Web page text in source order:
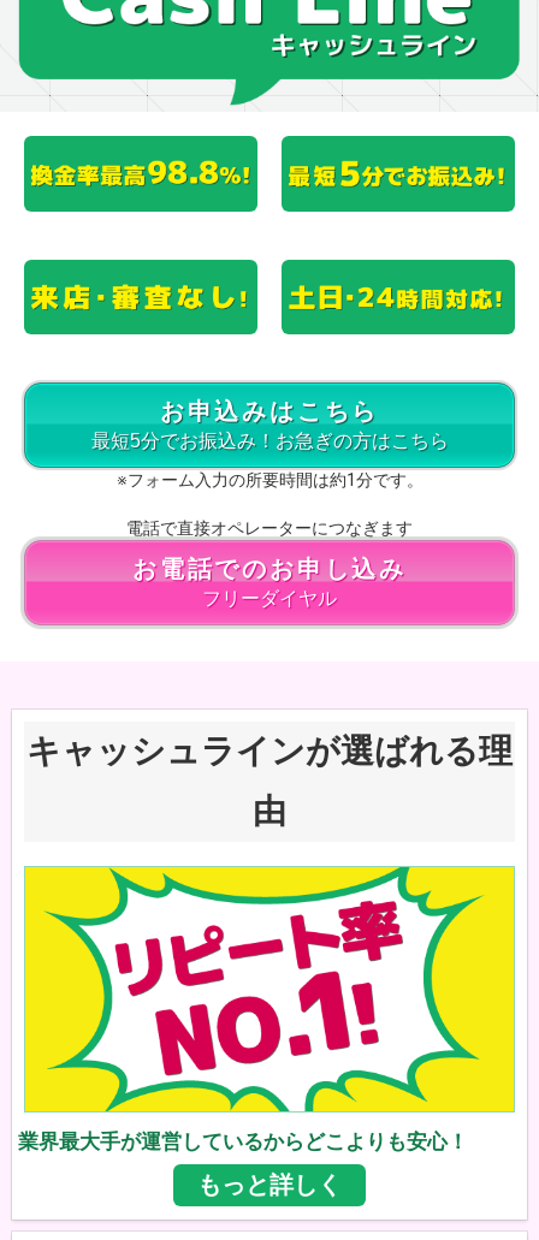
お申込みはこちら
最短5分でお振込み！お急ぎの方はこちら
※フォーム入力の所要時間は約1分です。
電話で直接オペレーターにつなぎます
お電話でのお申し込み
フリーダイヤル
キャッシュラインが選ばれる理
由
業界最大手が運営しているからどこよりも安心！
もっと詳しく